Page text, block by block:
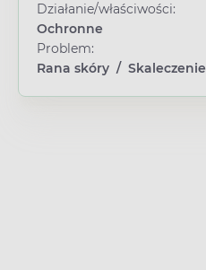
Działanie/właściwości:
Ochronne
Problem:
Rana skóry / Skaleczenie